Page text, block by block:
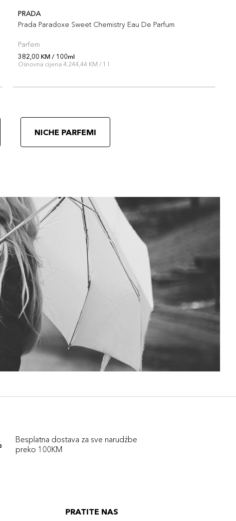
PRADA
Prada Paradoxe Sweet Chemistry Eau De Parfum
Parfem
382,00 KM / 100ml
Osnovna cijena 4.244,44 KM / 1 l
NICHE PARFEMI
Besplatna dostava za sve narudźbe
preko 100KM
PRATITE NAS